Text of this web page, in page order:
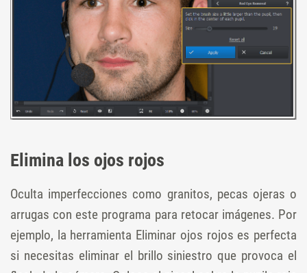
Elimina los ojos rojos
Oculta imperfecciones como granitos, pecas ojeras o
arrugas con este programa para retocar imágenes. Por
ejemplo, la herramienta Eliminar ojos rojos es perfecta
si necesitas eliminar el brillo siniestro que provoca el